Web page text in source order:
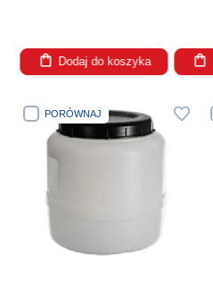
Dodaj do koszyka
PORÓWNAJ